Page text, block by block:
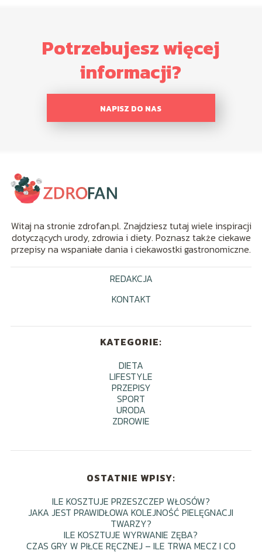
Potrzebujesz więcej
informacji?
NAPISZ DO NAS
Witaj na stronie zdrofan.pl. Znajdziesz tutaj wiele inspiracji
dotyczących urody, zdrowia i diety. Poznasz także ciekawe
przepisy na wspaniałe dania i ciekawostki gastronomiczne.
REDAKCJA
KONTAKT
KATEGORIE:
DIETA
LIFESTYLE
PRZEPISY
SPORT
URODA
ZDROWIE
OSTATNIE WPISY:
ILE KOSZTUJE PRZESZCZEP WŁOSÓW?
JAKA JEST PRAWIDŁOWA KOLEJNOŚĆ PIELĘGNACJI
TWARZY?
ILE KOSZTUJE WYRWANIE ZĘBA?
CZAS GRY W PIŁCE RĘCZNEJ – ILE TRWA MECZ I CO